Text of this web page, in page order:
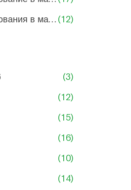
3D-моделирования в машиностроении (12)
(3)
(12)
(15)
(16)
(10)
(14)